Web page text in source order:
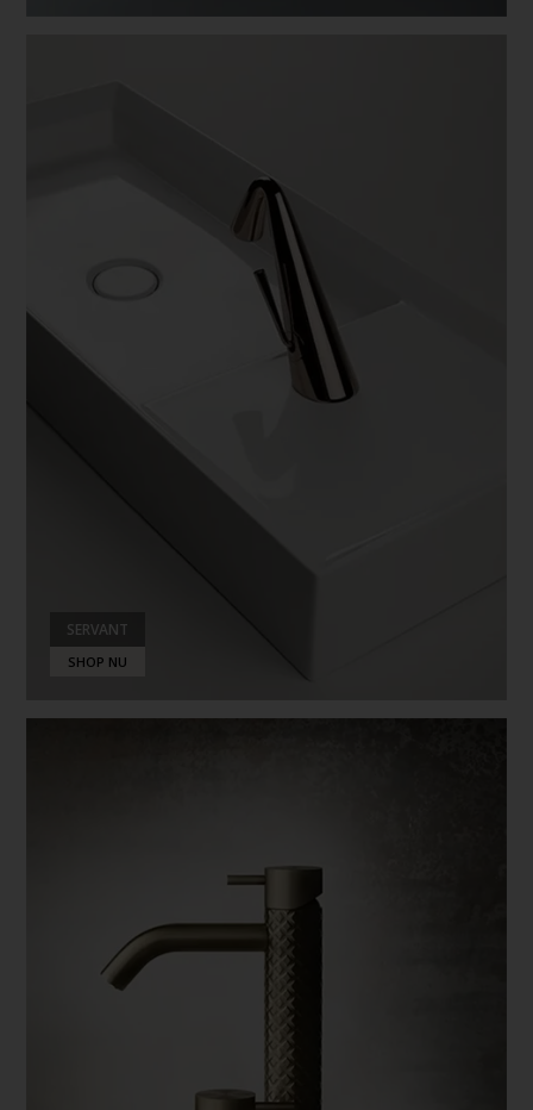
SERVANT
SHOP NU